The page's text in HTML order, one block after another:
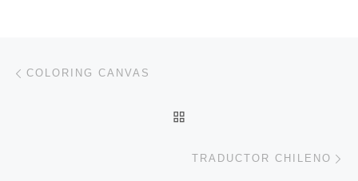
文章导航
COLORING CANVAS
TRADUCTOR CHILENO